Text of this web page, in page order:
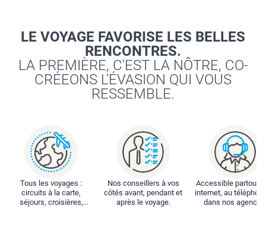
LE VOYAGE FAVORISE LES BELLES
RENCONTRES.
LA PREMIÈRE, C'EST LA NÔTRE, CO-
CRÉEONS L'ÉVASION QUI VOUS
RESSEMBLE.
Tous les voyages :
circuits à la carte,
séjours, croisières,
Nos conseillers à vos
côtés avant, pendant et
après le voyage.
Accessible partout :
internet, au
dans nos